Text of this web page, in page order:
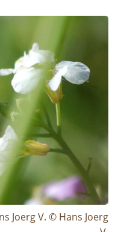
Joerg V. © Hans Joerg